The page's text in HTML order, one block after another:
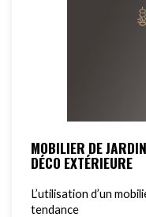
MOBILIER DE
DÉCO EXTÉRIEURE
L’utilisation d’un
tendance